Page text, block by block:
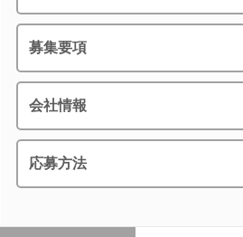
募集要項
会社情報
応募方法